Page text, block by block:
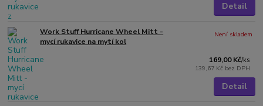
Detail
Work Stuff Hurricane Wheel Mitt -
mycí rukavice na mytí kol
169,00 Kč/ks
139,67 Kč bez DPH
Není skladem
Detail